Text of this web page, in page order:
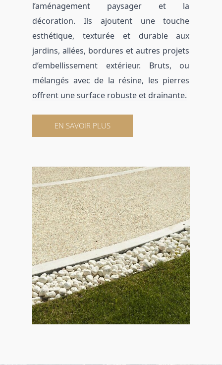
l’aménagement paysager et la
décoration. Ils ajoutent une touche
esthétique, texturée et durable aux
jardins, allées, bordures et autres projets
d’embellissement extérieur. Bruts, ou
mélangés avec de la résine, les pierres
offrent une surface robuste et drainante.
EN SAVOIR PLUS